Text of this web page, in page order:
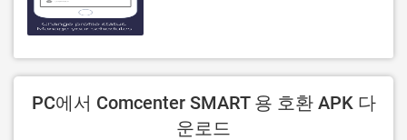
PC에서 Comcenter SMART 용 호환 APK 다
운로드